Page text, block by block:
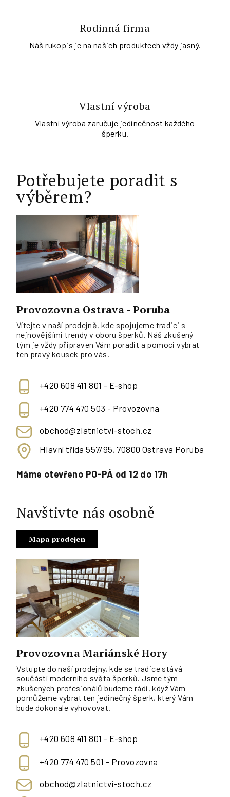
Rodinná firma
Náš rukopis je na našich produktech vždy jasný.
Vlastní výroba
Vlastní výroba zaručuje jedinečnost každého
šperku.
Potřebujete poradit s
výběrem?
Provozovna Ostrava - Poruba
Vítejte v naší prodejně, kde spojujeme tradici s
nejnovějšími trendy v oboru šperků. Náš zkušený
tým je vždy připraven Vám poradit a pomoci vybrat
ten pravý kousek pro vás.
+420 608 411 801 - E-shop
+420 774 470 503 - Provozovna
obchod@zlatnictvi-stoch.cz
Hlavní třída 557/95, 70800 Ostrava Poruba
Máme otevřeno PO-PÁ od 12 do 17h
Navštivte nás osobně
Mapa prodejen
Provozovna Mariánské Hory
Vstupte do naší prodejny, kde se tradice stává
součástí moderního světa šperků. Jsme tým
zkušených profesionálů budeme rádi, když Vám
pomůžeme vybrat ten jedinečný šperk, který Vám
bude dokonale vyhovovat.
+420 608 411 801 - E-shop
+420 774 470 501 - Provozovna
obchod@zlatnictvi-stoch.cz